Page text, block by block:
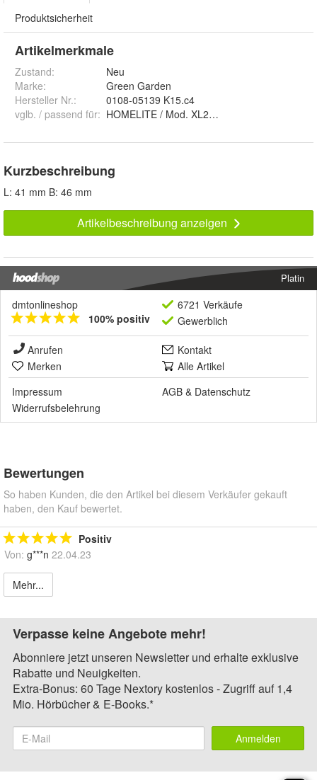
Produktsicherheit
Artikelmerkmale
Zustand:
Neu
Marke:
Green Garden
Hersteller Nr.:
0108-05139 K15.c4
vglb. / passend für: HOMELITE / Mod. XL2, SUPER 2 / Orig. 69141
Kurzbeschreibung
L: 41 mm B: 46 mm
Artikelbeschreibung anzeigen
Platin
dmtonlineshop
100% positiv
6721 Verkäufe
Gewerblich
Anrufen
Kontakt
Merken
Alle Artikel
Impressum
AGB & Datenschutz
Widerrufsbelehrung
Bewertungen
So haben Kunden, die den Artikel bei diesem Verkäufer gekauft
haben, den Kauf bewertet.
Positiv
Von: g***n 22.04.23
Mehr...
Verpasse keine Angebote mehr!
Abonniere jetzt unseren Newsletter und erhalte exklusive
Rabatte und Neuigkeiten.
Extra-Bonus: 60 Tage Nextory kostenlos - Zugriff auf 1,4
Mio. Hörbücher & E-Books.*
Anmelden